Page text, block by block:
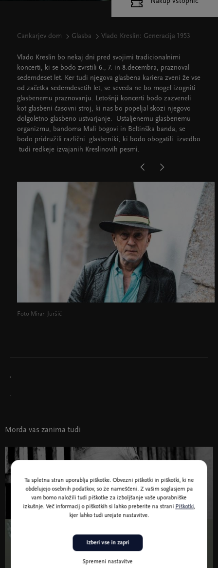
Cankarjev dom Glasba Vlado Kreslin: Generacija 1953
Vlado Kreslin bo nekaj dni pred svojimi tradicionalnimi
koncerti, ki se bodo zvrstili 6., 7. in 8.decembra, praznoval
sedemdeset let. Ker tudi njegova glasbena kariera zveni že vse
od začetka sedemdesetih let, se seveda ne bo mogel izogniti
glasbenemu praznovanju. Letošnji koncerti bodo zazveneli
kot glasbeni časovni stroj, ki nas bo popeljal skozi njegovo
dolgoletno glasbeno ustvarjanje. Ustaljenemu glasbenemu
organizmu, bandoma Mali bogovi in Beltinška banda, se
bodo pridružili različni glasbeniki, ki bodo obogatili izvedbo
tudi redkeje izvajanih Kreslinovih pesmi.
Foto Miran Juršič
.
Morda vas zanima tudi
Zoran Predin & Trio
16. jan. 2024 20:00
Damir Imamović
Ta spletna stran uporablja piškotke. Obvezni piškotki in piškotki, ki ne
obdelujejo osebnih podatkov, so že nameščeni. Z vašim soglasjem pa
vam bomo naložili tudi piškotke za izboljšanje vaše uporabniške
izkušnje. Več informacij o piškotkih si lahko preberite na strani Piškotki,
kjer lahko tudi urejate nastavitve.
Spremeni nastavitve
Izberi vse in zapri